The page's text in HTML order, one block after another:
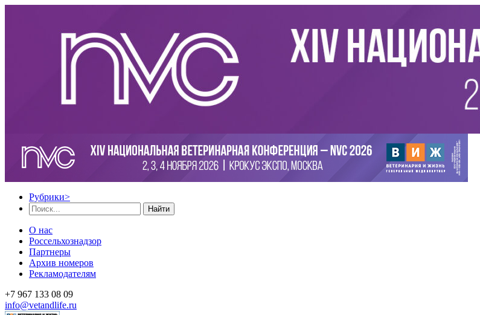
Рубрики>
Найти
О нас
Россельхознадзор
Партнеры
Архив номеров
Рекламодателям
+7 967 133 08 09
info@vetandlife.ru